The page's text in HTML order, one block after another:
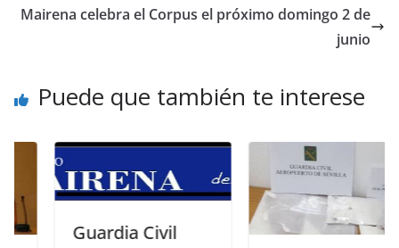
Mairena celebra el Corpus el próximo domingo 2 de
junio
Puede que también te interese
Guardia Civil